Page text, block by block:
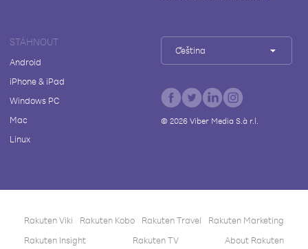
STÁHNOUT
Android
iPhone & iPad
Windows PC
Mac
Linux
Čeština
© 2026Viber Media S.à r.l.
Rakuten Viki Rakuten Kobo Rakuten Travel
Rakuten Marketing
Rakuten Insight
Rakuten TV About Rakuten